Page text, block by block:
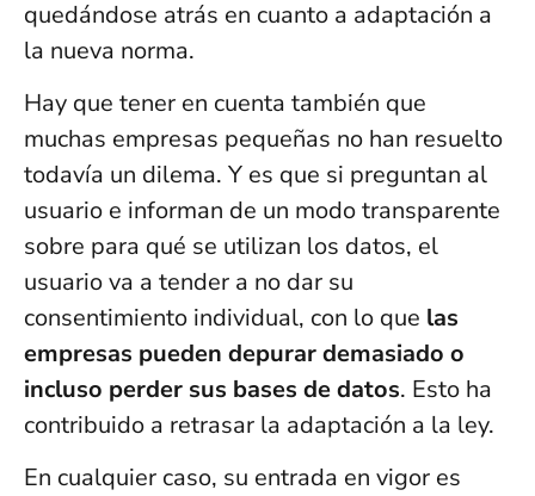
quedándose atrás en cuanto a adaptación a
la nueva norma.
Hay que tener en cuenta también que
muchas empresas pequeñas no han resuelto
todavía un dilema. Y es que si preguntan al
usuario e informan de un modo transparente
sobre para qué se utilizan los datos, el
usuario va a tender a no dar su
consentimiento individual, con lo que las
empresas pueden depurar demasiado o
incluso perder sus bases de datos. Esto ha
contribuido a retrasar la adaptación a la ley.
En cualquier caso, su entrada en vigor es